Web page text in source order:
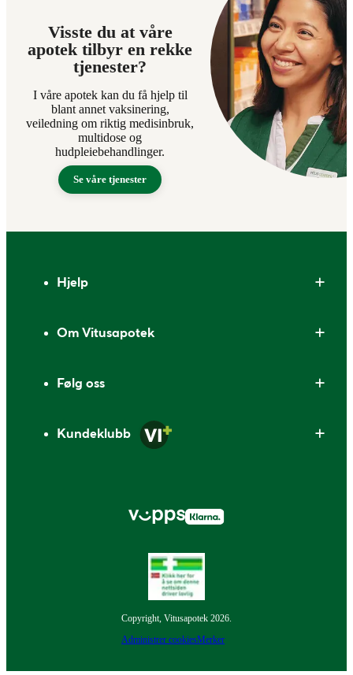
Visste du at våre
apotek tilbyr en rekke
tjenester?
I våre apotek kan du få hjelp til
blant annet vaksinering,
veiledning om riktig medisinbruk,
multidose og
hudpleiebehandlinger.
Se våre tjenester
Hjelp
Om Vitusapotek
Følg oss
Kundeklubb
Copyright, Vitusapotek 2026.
Administrer cookiesMerker